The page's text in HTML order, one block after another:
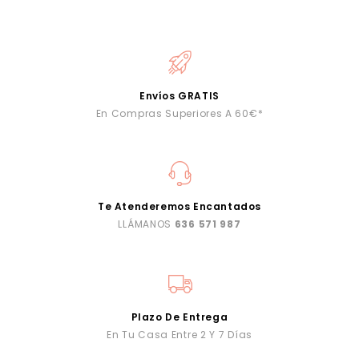
Envíos GRATIS
En Compras Superiores A 60€*
Te Atenderemos Encantados
LLÁMANOS 636 571 987
Plazo De Entrega
En Tu Casa Entre 2 Y 7 Días